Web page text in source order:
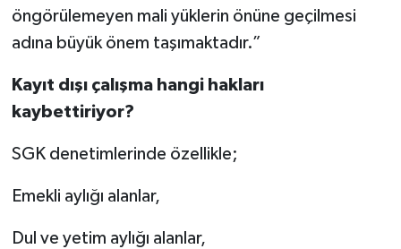
öngörülemeyen mali yüklerin önüne geçilmesi
adına büyük önem taşımaktadır.”
Kayıt dışı çalışma hangi hakları
kaybettiriyor?
SGK denetimlerinde özellikle;
Emekli aylığı alanlar,
Dul ve yetim aylığı alanlar,